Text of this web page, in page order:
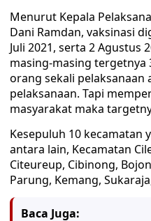
Menurut Kepala
Dani Ramdan, vaksinasi
Juli 2021, serta 2 Agustus
masing-masing tergetnya
orang sekali pelaksanaan
pelaksanaan. Tapi
masyarakat maka
Kesepuluh 10 kecamatan
antara lain, Kecamatan
Citeureup, Cibinong,
Parung, Kemang,
Baca Juga: